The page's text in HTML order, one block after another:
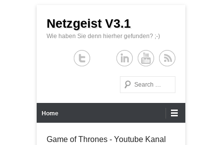
Netzgeist V3.1
Wie haben Sie denn hierher gefunden? ;-)
Search
Home
Game of Thrones - Youtube Kanal